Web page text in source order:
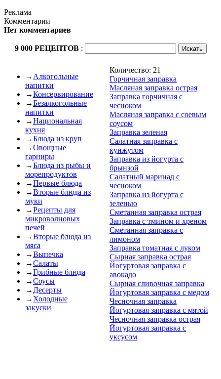
Реклама
Комментарии
Нет комментариев
9 000 РЕЦЕПТОВ :
→ Алкогольные
напитки
→Консервирование
→Безалкогольные
напитки
→Национальная
кухня
→Блюда из круп
→Овощные
гарниры
→Блюда из рыбы и
морепродуктов
→Первые блюда
→Вторые блюда из
муки
→Рецепты для
микроволновых
печей
→Вторые блюда из
мяса
→Выпечка
→Салаты
→Грибные блюда
→Соусы
→ Десерты
→ Холодные
закуски
Количество: 21
Горчичная заправка
Масляная заправка острая
Заправка горчичная с
чесноком
Масляная заправка с соевым
соусом
Заправка зеленая
Салатная заправка с
кунжутом
Заправка из йогурта с
брынзой
Салатный маринад с
чесноком
Заправка из йогурта с
зеленью
Сметанная заправка острая
Заправка с тмином и хреном
Сметанная заправка с
лимоном
Заправка томатная с луком
Сырная заправка острая
Йогуртовая заправка с
авокадо
Сырная сливочная заправка
Йогуртовая заправка с медом
Чесночная заправка
Йогуртовая заправка с мятой
Чесночная заправка острая
Йогуртовая заправка с
уксусом